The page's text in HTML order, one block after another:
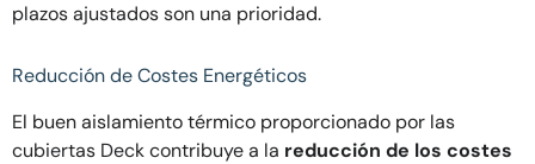
plazos ajustados son una prioridad.
Reducción de Costes Energéticos
El buen aislamiento térmico proporcionado por las
cubiertas Deck contribuye a la reducción de los costes